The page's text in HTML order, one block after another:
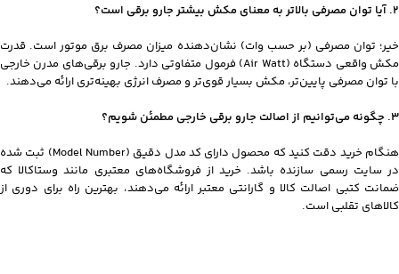
۲. آیا توان مصرفی بالاتر به معنای مکش بیشتر جارو برقی است؟
خیر؛ توان مصرفی (بر حسب وات) نشان‌دهنده میزان مصرف برق موتور است. قدرت
مکش واقعی دستگاه (Air Watt) فرمول متفاوتی دارد. جارو برقی‌های مدرن خارجی
با توان مصرفی پایین‌تر، مکش بسیار قوی‌تر و مصرف انرژی بهینه‌تری ارائه می‌دهند.
۳. چگونه می‌توانیم از اصالت جارو برقی خارجی مطمئن شویم؟
هنگام خرید دقت کنید که محصول دارای کد مدل دقیق (Model Number) ثبت شده
در سایت رسمی سازنده باشد. خرید از فروشگاه‌های معتبری مانند وستاکالا که
ضمانت کتبی اصالت کالا و گارانتی معتبر ارائه می‌دهند، بهترین راه برای دوری از
کالاهای تقلبی است.